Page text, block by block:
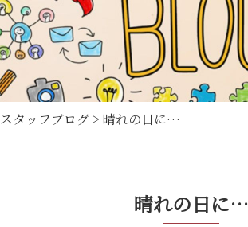
スタッフブログ > 晴れの日に…
晴れの日に…